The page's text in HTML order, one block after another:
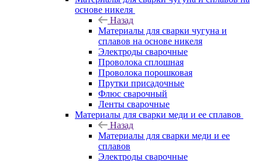
основе никеля
Назад
Материалы для сварки чугуна и
сплавов на основе никеля
Электроды сварочные
Проволока сплошная
Проволока порошковая
Прутки присадочные
Флюс сварочный
Ленты сварочные
Материалы для сварки меди и ее сплавов
Назад
Материалы для сварки меди и ее
сплавов
Электроды сварочные